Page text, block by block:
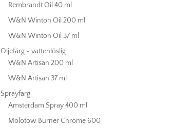
Rembrandt Oil 40 ml
W&N Winton Oil 200 ml
W&N Winton Oil 37 ml
Oljefärg - vattenlöslig
W&N Artisan 200 ml
W&N Artisan 37 ml
Sprayfärg
Amsterdam Spray 400 ml
Molotow Burner Chrome 600